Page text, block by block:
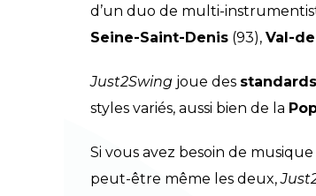
d’un duo de multi-
Seine-Saint-Denis (93), Val-
Just2Swing joue des
styles variés, aussi bien de la
Si vous avez besoin de
peut-être même les deux,